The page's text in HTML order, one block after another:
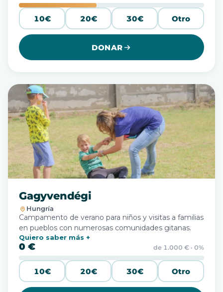
10€ 20€ 30€ Otro
DONAR
Gagyvendégi
Hungría
Campamento de verano para niños y visitas a familias
en pueblos con numerosas comunidades gitanas.
Quiero saber más
0 € de 1.000 € · 0%
10€ 20€ 30€ Otro